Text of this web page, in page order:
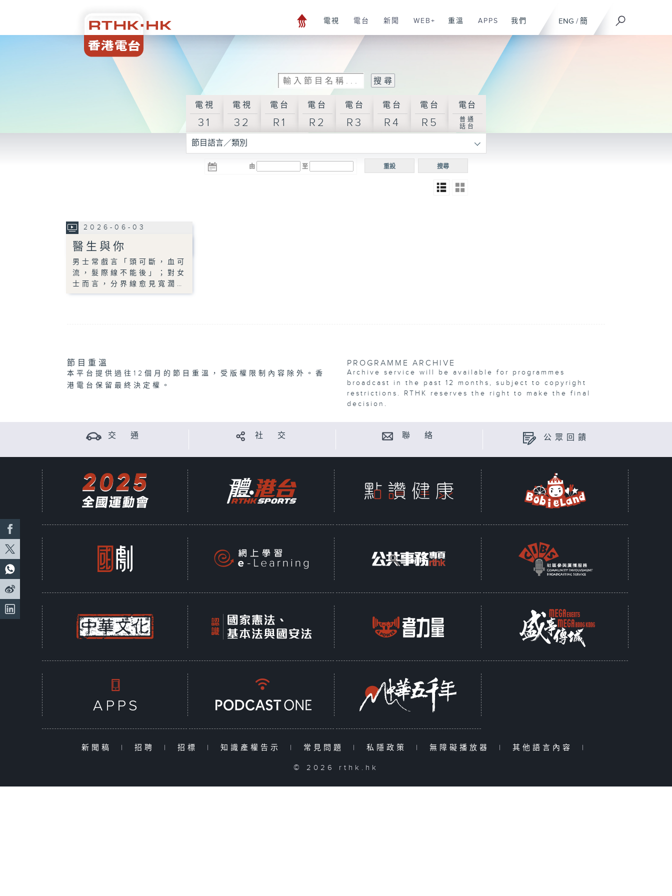
ENG / 簡
電視 電台 新聞 WEB+ 重溫 APPS 我們
電視
31
電視
32
電台
R1
電台
R2
電台
R3
電台
R4
電台
R5
電台
普通
話台
節目語言／類別
由 至 搜尋
重設
2026-06-03
醫生與你
男士常戲言「頭可斷，血可
流，髮際線不能後」；對女
士而言，分界線愈見寬濶…
節目重溫
本平台提供過往12個月的節目重溫，受版權限制內容除外。香
港電台保留最終決定權。
PROGRAMME ARCHIVE
Archive service will be available for programmes
broadcast in the past 12 months, subject to copyright
restrictions. RTHK reserves the right to make the final
decision.
交 通 社 交 聯 絡 公眾回饋
新聞稿 | 招聘 | 招標 | 知識產權告示 | 常見問題 | 私隱政策 | 無障礙播放器 | 其他語言內容 |
© 2026 rthk.hk